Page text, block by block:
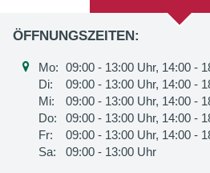
ÖFFNUNGSZEITEN:
Mo: 09:00 - 13:00 Uhr, 14:00 -
Di:
09:00 - 13:00 Uhr, 14:00 -
Mi:
09:00 - 13:00 Uhr, 14:00 -
Do:
09:00 - 13:00 Uhr, 14:00 -
Fr:
09:00 - 13:00 Uhr, 14:00 -
Sa:
09:00 - 13:00 Uhr